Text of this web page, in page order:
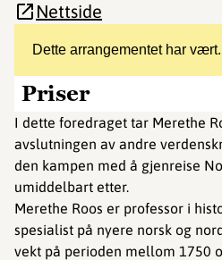
Dette arrangementet har vært.
Priser
I dette foredraget tar Merethe
avslutningen av andre
den kampen med å gjenreise
umiddelbart etter.
Merethe Roos er professor i
spesialist på nyere norsk og
vekt på perioden mellom 1750
Nettside